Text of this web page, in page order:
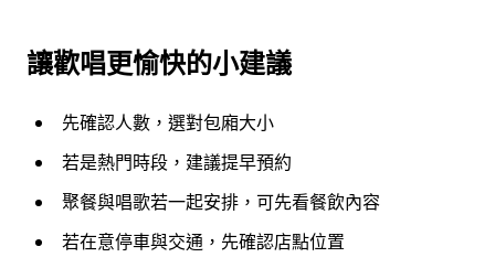
讓歡唱更愉快的小建議
先確認人數，選對包廂大小
若是熱門時段，建議提早預約
聚餐與唱歌若一起安排，可先看餐飲內容
若在意停車與交通，先確認店點位置